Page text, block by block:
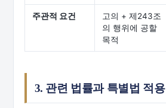
주관적 요건
고의 + 제243조
의 행위에 공할
목적
3. 관련 법률과 특별법 적용